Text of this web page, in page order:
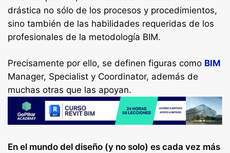
drástica no sólo de los procesos y procedimientos,
sino también de las habilidades requeridas de los
profesionales de la metodología BIM.
Precisamente por ello, se definen figuras como BIM
Manager, Specialist y Coordinator, además de
muchas otras que las apoyan.
En el mundo del diseño (y no solo) es cada vez más